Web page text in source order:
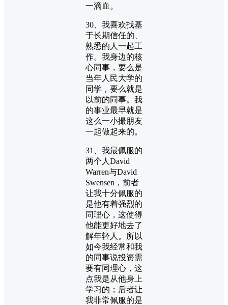
一滴血。
30、我喜欢找基
于长期信任的、
熟悉的人一起工
作。我身边的核
心同事，要么是
当年人民大学的
同学，要么就是
以前的同事。我
的事业最早就是
这么一小撮朋友
一起做起来的。
31、我最佩服的
两个人David
Warren与David
Swensen，前者
让我十分佩服的
是他有着强烈的
同理心，这使得
他能更好地去了
解年轻人。所以
如今我经常和我
的同事说投资需
要有同理心，这
点我是从他身上
学习的；后者让
我非常佩服的是